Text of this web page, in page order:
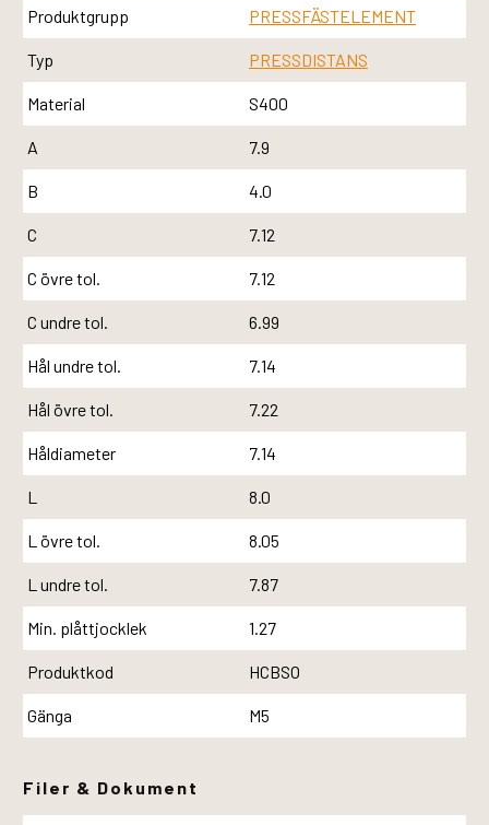
Produktgrupp PRESSFÄSTELEMENT
Typ PRESSDISTANS
Material S400
A 7.9
B 4.0
C 7.12
C övre tol. 7.12
C undre tol. 6.99
Hål undre tol. 7.14
Hål övre tol. 7.22
Håldiameter 7.14
L 8.0
L övre tol. 8.05
L undre tol. 7.87
Min. plåttjocklek 1.27
Produktkod HCBSO
Gänga M5
Filer & Dokument